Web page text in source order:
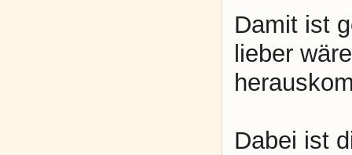
Damit ist
lieber
Dabei ist